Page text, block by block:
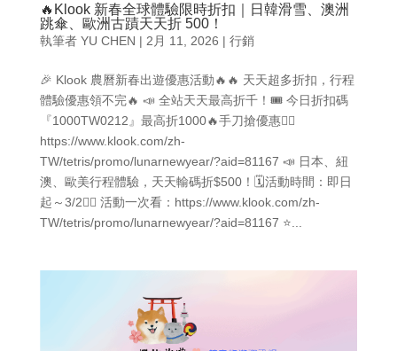
🔥Klook 新春全球體驗限時折扣｜日韓滑雪、澳洲
跳傘、歐洲古蹟天天折 500！
執筆者 YU CHEN | 2月 11, 2026 | 行銷
🎉 Klook 農曆新春出遊優惠活動🔥🔥 天天超多折扣，行程
體驗優惠領不完🔥 📣 全站天天最高折千！🎟️ 今日折扣碼
『1000TW0212』最高折1000🔥手刀搶優惠👉🏻
https://www.klook.com/zh-
TW/tetris/promo/lunarnewyear/?aid=81167 📣 日本、紐
澳、歐美行程體驗，天天輸碼折$500！🗓️活動時間：即日
起～3/2👉🏻 活動一次看：https://www.klook.com/zh-
TW/tetris/promo/lunarnewyear/?aid=81167 ⭐...